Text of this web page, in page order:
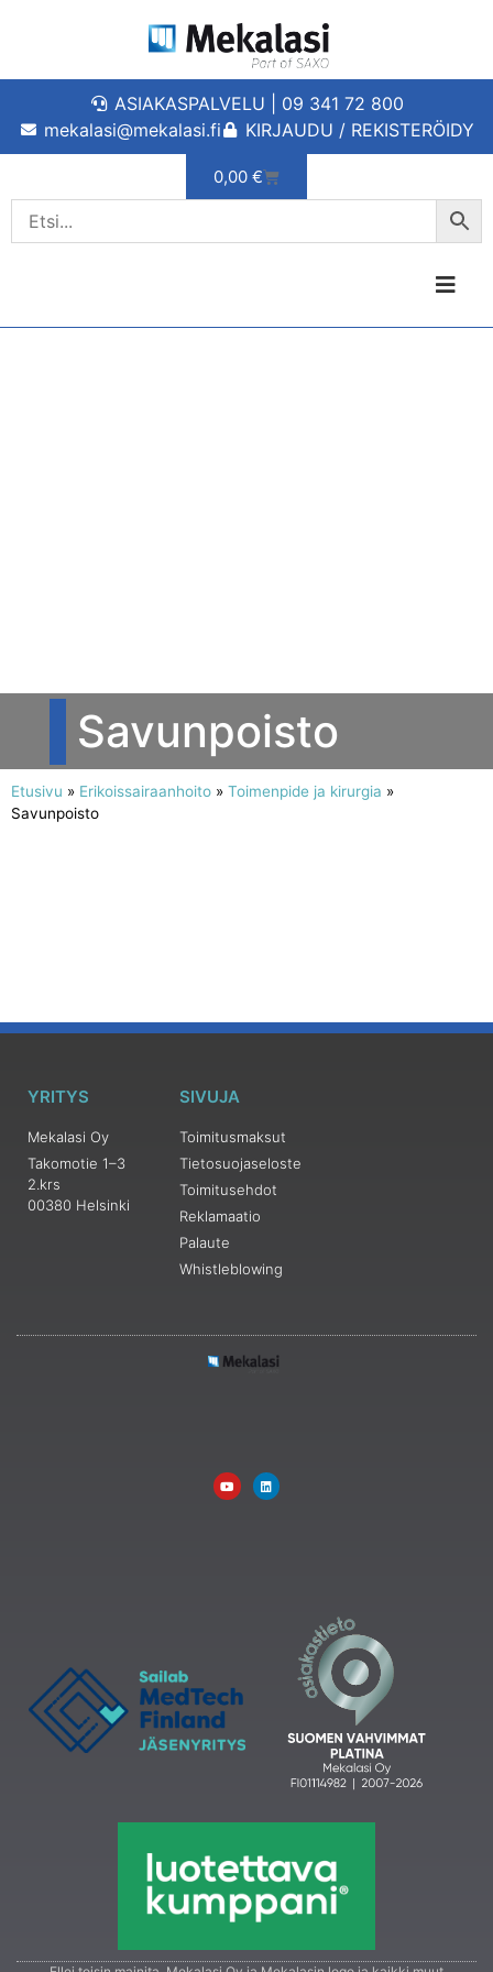
ASIAKASPALVELU | 09 341 72 800
mekalasi@mekalasi.fi
KIRJAUDU / REKISTERÖIDY
0,00 €
Savunpoisto
Etusivu » Erikoissairaanhoito » Toimenpide ja kirurgia »
Savunpoisto
YRITYS
Mekalasi Oy
Takomotie 1–3
2.krs
00380 Helsinki
SIVUJA
Toimitusmaksut
Tietosuojaseloste
Toimitusehdot
Reklamaatio
Palaute
Whistleblowing